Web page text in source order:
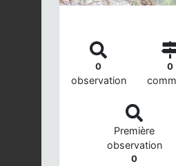
0
observation
0
Première
observation
0